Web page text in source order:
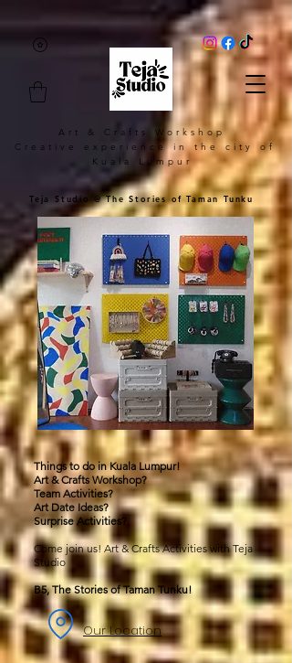
Art & Crafts Workshop
Creative experience in the city of
Kuala Lumpur
Teja Studio @ The Stories of Taman Tunku
Things to do in Kuala Lumpur!
Art & Crafts Workshop?
Team Activities?
Art Date Ideas?
Surprise Activities?
Come join us! Art & Crafts Activities with Teja
Studio
B5, The Stories of Taman Tunku!
Our Location